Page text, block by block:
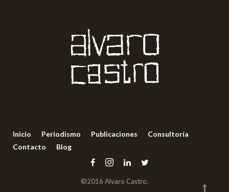
Inicio Periodismo Publicaciones
Consultoría
Contacto
Blog
©2016 Alvaro Castro.